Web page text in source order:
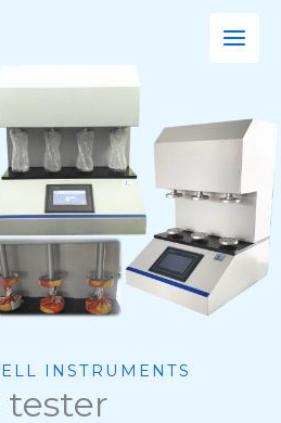
INSTRUMENTS
tester